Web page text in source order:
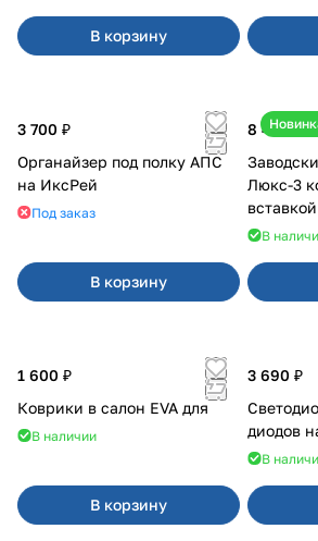
В корзину
3 700 ₽
Органайзер под полку АПС
на ИксРей
Под заказ
В корзину
8 450 ₽
Люкс-3
В
1 600 ₽
Коврики в салон EVA для
В наличии
В корзину
3 690 ₽
В